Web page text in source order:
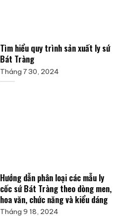
Tìm hiểu quy trình sản xuất ly sứ
Bát Tràng
Tháng 7 30, 2024
Hướng dẫn phân loại các mẫu ly
cốc sứ Bát Tràng theo dòng men,
hoa văn, chức năng và kiểu dáng
Tháng 9 18, 2024